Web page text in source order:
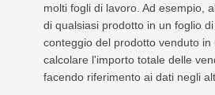
molti fogli di lavoro. Ad esempio,
di qualsiasi prodotto in un foglio
conteggio del prodotto venduto in
calcolare l'importo totale delle
facendo riferimento ai dati negli